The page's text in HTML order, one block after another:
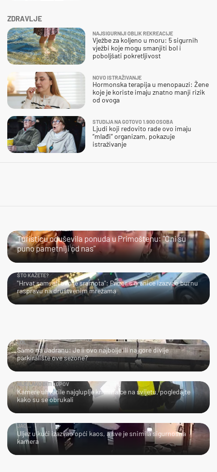
ZDRAVLJE
NAJSIGURNIJI OBLIK REKREACIJE
Vježbe za koljeno u moru: 5 sigurnih
vježbi koje mogu smanjiti bol i
poboljšati pokretljivost
NOVO ISTRAŽIVANJE
Hormonska terapija u menopauzi: Žene
koje je koriste imaju znatno manji rizik
od ovoga
STUDIJA NA GOTOVO 1.900 OSOBA
Ljudi koji redovito rade ovo imaju
“mlađi” organizam, pokazuje
istraživanje
Turisticu oduševila ponuda u Primoštenu: "Oni su
puno pametniji od nas"
ŠTO KAŽETE?
"Hrvat sam, ali ovo je sramota": Prizor s granice izazvao burnu
raspravu na društvenim mrežama
LOL
Samo na Jadranu: Je li ovo najbolje ili najgore divlje
parkiralište ove sezone?
NIJE LAKO BITI LOPOV
Kamere uhvatile najgluplje kriminalce na svijetu, pogledajte
kako su se obrukali
JAO...
Uljez u kući izazvao opći kaos, a sve je snimila sigurnosna
kamera